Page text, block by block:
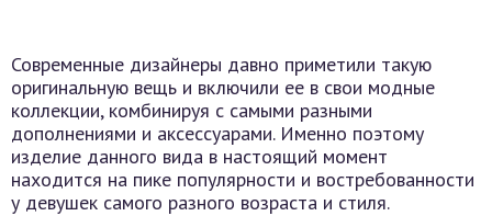
Современные дизайнеры давно приметили такую
оригинальную вещь и включили ее в свои модные
коллекции, комбинируя с самыми разными
дополнениями и аксессуарами. Именно поэтому
изделие данного вида в настоящий момент
находится на пике популярности и востребованности
у девушек самого разного возраста и стиля.